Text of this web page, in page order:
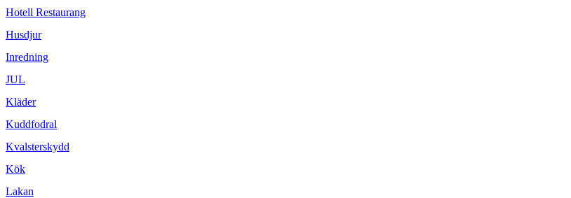
Hotell Restaurang
Husdjur
Inredning
JUL
Kläder
Kuddfodral
Kvalsterskydd
Kök
Lakan